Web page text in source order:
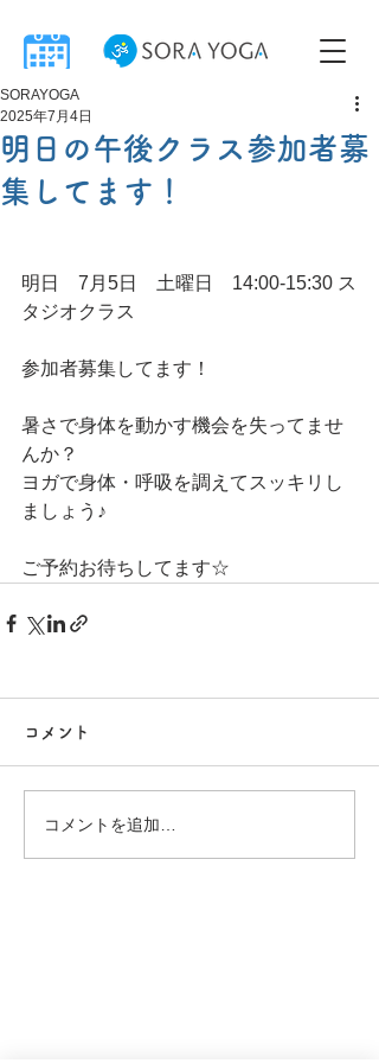
明日の午後クラス参加者募
集してます！
SORAYOGA
2025年7月4日
明日　7月5日　土曜日　14:00-15:30 ス
タジオクラス
参加者募集してます！
暑さで身体を動かす機会を失ってませ
んか？
ヨガで身体・呼吸を調えてスッキリし
ましょう♪
ご予約お待ちしてます☆
コメント
コメントを追加…